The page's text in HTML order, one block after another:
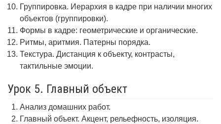
Группировка. Иерархия в кадре при наличии многих
объектов (группировки).
Формы в кадре: геометрические и органические.
Ритмы, аритмия. Патерны порядка.
Текстура. Дистанция к объекту, контрасты,
тактильные эмоции.
Урок 5. Главный объект
Анализ домашних работ.
Главный объект. Акцент, рельефность, изоляция.